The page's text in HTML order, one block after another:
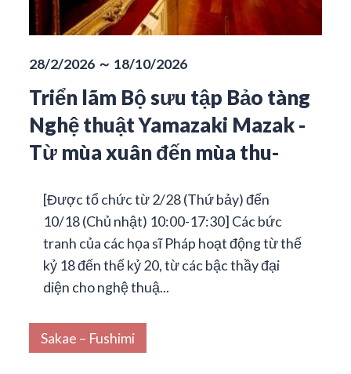
28/2/2026 ～ 18/10/2026
Triển lãm Bộ sưu tập Bảo tàng
Nghệ thuật Yamazaki Mazak -
Từ mùa xuân đến mùa thu-
[Được tổ chức từ 2/28 (Thứ bảy) đến
10/18 (Chủ nhật) 10:00-17:30] Các bức
tranh của các họa sĩ Pháp hoạt động từ thế
kỷ 18 đến thế kỷ 20, từ các bậc thầy đại
diện cho nghệ thuậ...
Sakae – Fushimi